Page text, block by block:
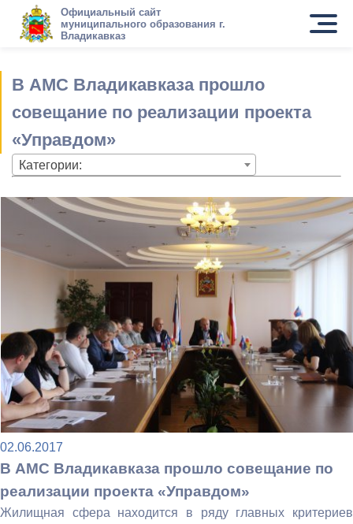
Официальный сайт
муниципального образования г.
Владикавказ
В АМС Владикавказа прошло
совещание по реализации проекта
«Управдом»
Категории:
02.06.2017
В АМС Владикавказа прошло совещание по
реализации проекта «Управдом»
Жилищная сфера находится в ряду главных критериев